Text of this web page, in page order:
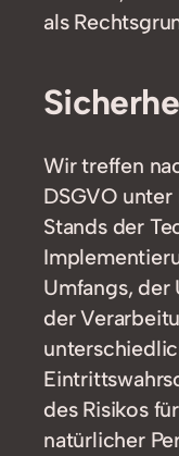
als
Wir treffen
DSGVO
Stands der
Umfangs, der
der
des Risikos
natürlicher